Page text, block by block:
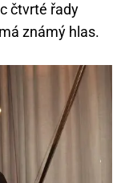
čtvrté řady
známý hlas.